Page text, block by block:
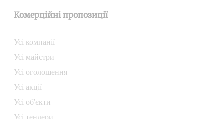
Комерційні пропозиції
Усі компанії
Усі майстри
Усі оголошення
Усі акції
Усі об’єкти